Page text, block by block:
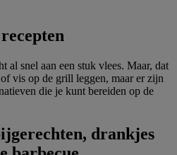
al snel aan een stuk vlees. Maar, dat
vis op de grill leggen, maar er zijn
die je kunt bereiden op de
drankjes